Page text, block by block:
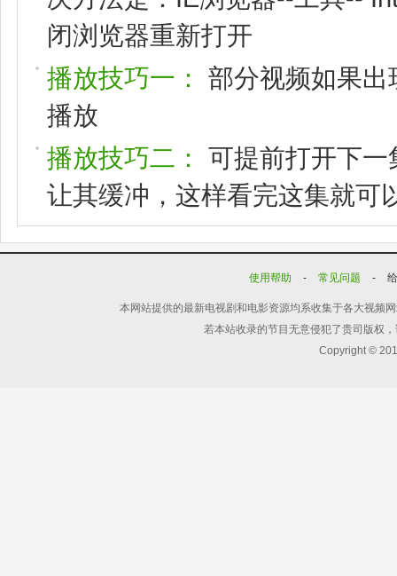
闭浏览器重新打开
播放技巧一：
部分视频如果
播放
播放技巧二：
可提前打开下
让其缓冲，这样看完这集就可
使用帮助 - 常见问题 -
本网站提供的最新电视剧和电影资源均系收集于各大视频
若本站收录的节目无意侵犯了贵司版权
Copyright ©